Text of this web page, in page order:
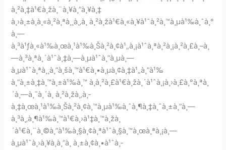
à¸²à¸‡à¹€à¸žà¸¨à¸¥à¸”à¸¥à¸‡
à¸›à¸±à¸à¸«à¸²à¸ªà¸¸à¸‚à¸ à¸²à¸žà¹€à¸«à¸¥à¹ˆà¸²à¸™à¸µà¹‰à¸ˆà¸°
à¸—
à¸³à¹ƒà¸«à¹‰à¸œà¸¹à¹‰à¸Šà¸²à¸¢à¹„à¸¡à¹ˆà¸ªà¸²à¸¡à¸²à¸£à¸–à¸
—à¸³à¸ªà¸´à¹ˆà¸‡à¸—à¸µà¹ˆà¸”à¸µà¸—
à¸µà¹ˆà¸ªà¸¸à¸”à¸šà¸™à¹€à¸•à¸µà¸¢à¸‡à¹„à¸”à¹‰
à¸”à¸±à¸‡à¸™à¸±à¹‰à¸™ à¸à¸²à¸£à¹€à¸žà¸´à¹ˆà¸¡à¸›à¸£à¸°à¸ªà¸
´à¸—à¸˜à¸´à¸ à¸²à¸žà¸‚à¸­
à¸‡à¸œà¸¹à¹‰à¸Šà¸²à¸¢à¸™à¸µà¹‰à¸ˆà¸¶à¸‡à¸ˆà¸±à¸”à¸—
à¸³à¸‚à¸¶à¹‰à¸™à¹€à¸›à¹‡à¸™à¸žà¸
´à¹€à¸¨à¸©à¸”à¹‰à¸§à¸¢à¸ªà¹ˆà¸§à¸™à¸œà¸ªà¸¡à¸—
à¸µà¹ˆà¸›à¸¥à¸­à¸”à¸ à¸±à¸¢à¸•à¹ˆà¸­